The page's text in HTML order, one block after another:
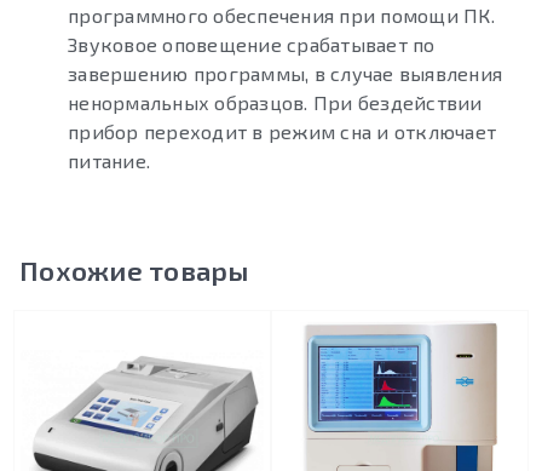
программного обеспечения при помощи ПК.
Звуковое оповещение срабатывает по
завершению программы, в случае выявления
ненормальных образцов. При бездействии
прибор переходит в режим сна и отключает
питание.
Похожие товары